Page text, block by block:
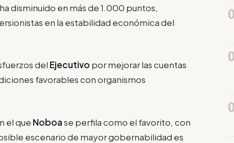
disminuido en más de 1.000 puntos,
en la estabilidad económica del
del Ejecutivo por mejorar las cuentas
favorables con organismos
el que Noboase perfila como el favorito, con
escenario de mayor gobernabilidad es